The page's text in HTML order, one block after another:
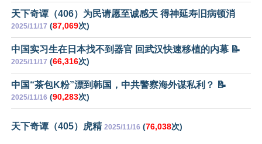
天下奇谭（406）为民请愿至诚感天 得神延寿旧病顿消
2025/11/17 (87,069次)
中国实习生在日本找不到器官 回武汉快速移植的内幕 📝
2025/11/17 (66,316次)
中国“茶包K粉”漂到韩国，中共警察海外谋私利？ 📝
2025/11/16 (90,283次)
天下奇谭（405）虎精 2025/11/16 (76,038次)